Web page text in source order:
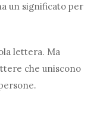
un significato per
lettera. Ma
che uniscono